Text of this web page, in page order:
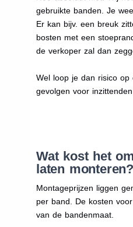
gebruikte banden. Je
Er kan bijv. een breuk
bosten met een
de verkoper zal dan
Wel loop je dan risico
gevolgen voor
Wat kost het
laten monteren?
Montageprijzen liggen
per band. De kosten
van de bandenmaat.